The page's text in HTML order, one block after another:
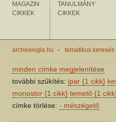
MAGAZIN
CIKKEK
TANULMÁNY
CIKKEK
archeologia.hu tematikus keresés
minden címke megjelenítése
további szűkítés: ipar {1 cikk}
monostor {1 cikk} temető {1
címke törlése: - mészégető